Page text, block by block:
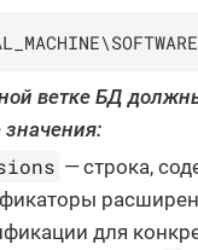
ветке БД
— строка,
для